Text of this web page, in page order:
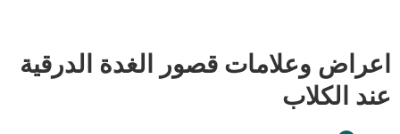
اعراض وعلامات قصور الغدة الدرقية
عند الكلاب